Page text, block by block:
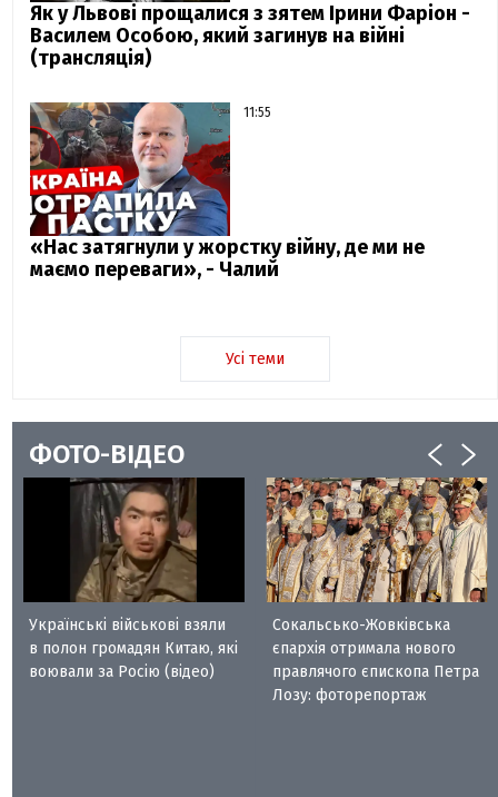
Як у Львові прощалися з зятем Ірини Фаріон -
Василем Особою, який загинув на війні
(трансляція)
11:55
«Нас затягнули у жорстку війну, де ми не
маємо переваги», - Чалий
Усі теми
ФОТО-ВІДЕО
Українські військові взяли
в полон громадян Китаю, які
воювали за Росію (відео)
Сокальсько-Жовківська
єпархія отримала нового
правлячого єпископа Петра
Лозу: фоторепортаж